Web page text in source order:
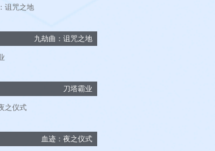
九劫曲：诅咒之地
刀塔霸业
血迹：夜之仪式